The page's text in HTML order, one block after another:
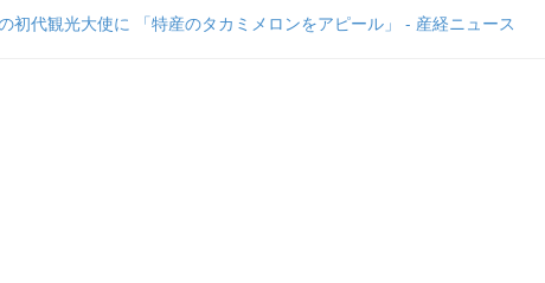
初代観光大使に 「特産のタカミメロンをアピール」 - 産経ニュース